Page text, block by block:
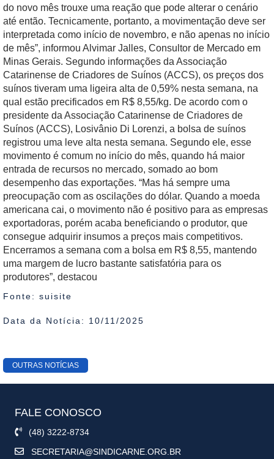
do novo mês trouxe uma reação que pode alterar o cenário
até então. Tecnicamente, portanto, a movimentação deve ser
interpretada como início de novembro, e não apenas no início
de mês”, informou Alvimar Jalles, Consultor de Mercado em
Minas Gerais. Segundo informações da Associação
Catarinense de Criadores de Suínos (ACCS), os preços dos
suínos tiveram uma ligeira alta de 0,59% nesta semana, na
qual estão precificados em R$ 8,55/kg. De acordo com o
presidente da Associação Catarinense de Criadores de
Suínos (ACCS), Losivânio Di Lorenzi, a bolsa de suínos
registrou uma leve alta nesta semana. Segundo ele, esse
movimento é comum no início do mês, quando há maior
entrada de recursos no mercado, somado ao bom
desempenho das exportações. “Mas há sempre uma
preocupação com as oscilações do dólar. Quando a moeda
americana cai, o movimento não é positivo para as empresas
exportadoras, porém acaba beneficiando o produtor, que
consegue adquirir insumos a preços mais competitivos.
Encerramos a semana com a bolsa em R$ 8,55, mantendo
uma margem de lucro bastante satisfatória para os
produtores”, destacou
Fonte: suisite
Data da Notícia: 10/11/2025
OUTRAS NOTÍCIAS
FALE CONOSCO
(48) 3222-8734
SECRETARIA@SINDICARNE.ORG.BR